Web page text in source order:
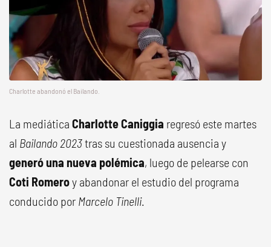
Charlotte abandonó el Bailando.
La mediática Charlotte Caniggia regresó este martes
al Bailando 2023tras su cuestionada ausencia y
generó una nueva polémica, luego de pelearse con
Coti Romeroy abandonar el estudio del programa
conducido por Marcelo Tinelli.